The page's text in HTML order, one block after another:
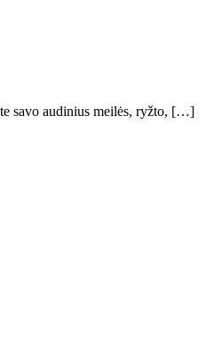
savo audinius meilės, ryžto, […]